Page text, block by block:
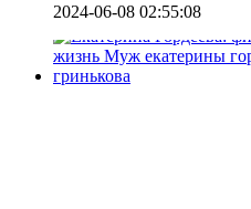
2024-06-08 02:55:08